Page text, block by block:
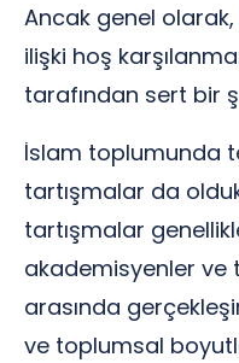
Ancak genel
ilişki hoş
tarafından sert bir
İslam toplumunda
tartışmalar da
tartışmalar
akademisyenler ve
arasında
ve toplumsal